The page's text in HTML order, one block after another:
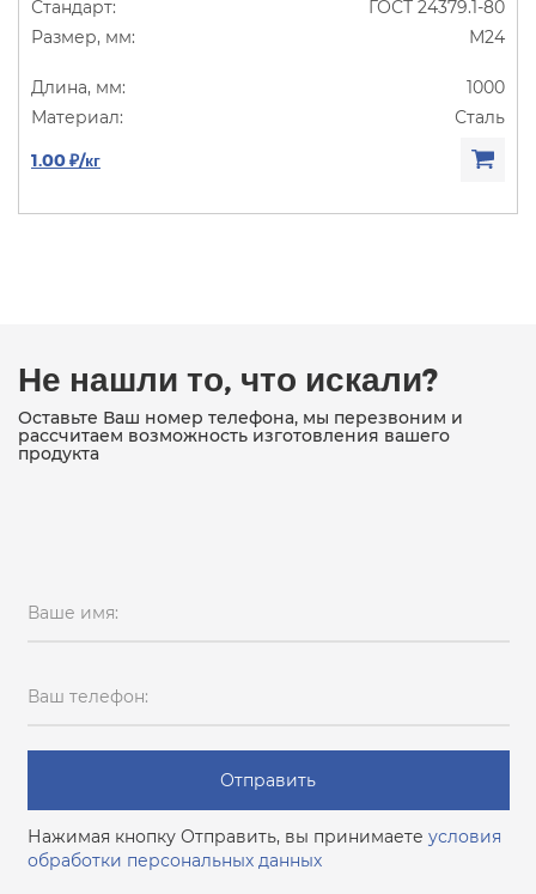
ГОСТ 24379.1-80
М24
1000
Сталь
1.00 ₽/кг
Не нашли то, что искали?
Оставьте Ваш номер телефона, мы перезвоним и
рассчитаем возможность изготовления вашего
продукта
Ваше имя:
Ваш телефон:
Отправить
Нажимая кнопку Отправить, вы принимаете условия
обработки персональных данных